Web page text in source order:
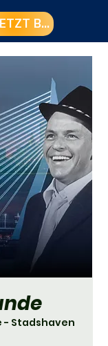
JETZT BUCHEN
- Stadshaven